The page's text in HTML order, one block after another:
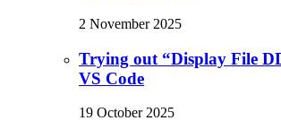
2 November 2025
Trying out “Display File
VS Code
19 October 2025